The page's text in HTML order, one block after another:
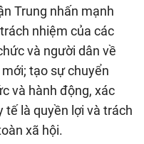
Trung nhấn mạnh
nhiệm của các
và người dân về
tạo sự chuyển
và hành động, xác
tế là quyền lợi và trách
xã hội.